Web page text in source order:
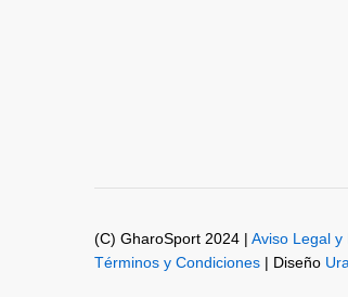
(C) GharoSport 2024 | Aviso Legal y
Términos y Condiciones | Diseño